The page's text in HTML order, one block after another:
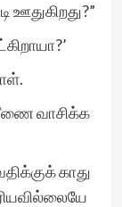
ஊதுகிறது?”
வாசிக்க
காது